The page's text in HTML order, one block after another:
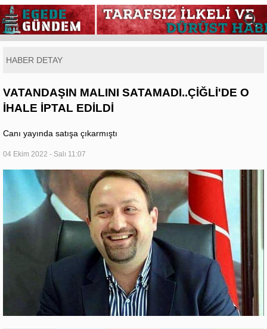
HABER DETAY
VATANDAŞIN MALINI SATAMADI..ÇİĞLİ'DE O
İHALE İPTAL EDİLDİ
Canı yayında satışa çıkarmıştı
04 Ekim 2022 - Salı 11:07